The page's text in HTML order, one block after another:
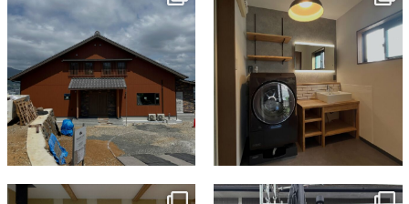
7月 13
tomohouseinc
tomohouseinc